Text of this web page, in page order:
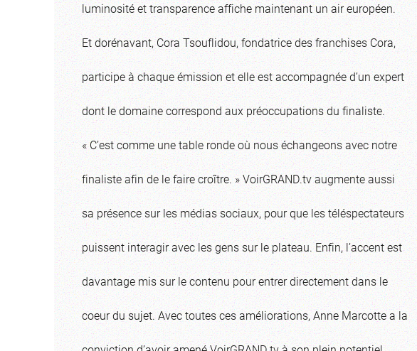
luminosité et transparence affiche maintenant un air européen.
Et dorénavant, Cora Tsouflidou, fondatrice des franchises Cora,
participe à chaque émission et elle est accompagnée d’un expert
dont le domaine correspond aux préoccupations du finaliste.
« C’est comme une table ronde où nous échangeons avec notre
finaliste afin de le faire croître. » VoirGRAND.tv augmente aussi
sa présence sur les médias sociaux, pour que les téléspectateurs
puissent interagir avec les gens sur le plateau. Enfin, l’accent est
davantage mis sur le contenu pour entrer directement dans le
coeur du sujet. Avec toutes ces améliorations, Anne Marcotte a la